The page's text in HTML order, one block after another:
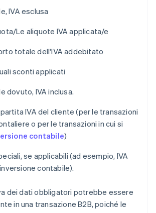
IVA esclusa
Le aliquote IVA applicata/e
totale dell'IVA addebitato
sconti applicati
dovuto, IVA inclusa.
IVA del cliente (per le transazioni
o per le transazioni in cui si
contabile)
se applicabili (ad esempio, IVA
contabile).
dei dati obbligatori potrebbe essere
in una transazione B2B, poiché le